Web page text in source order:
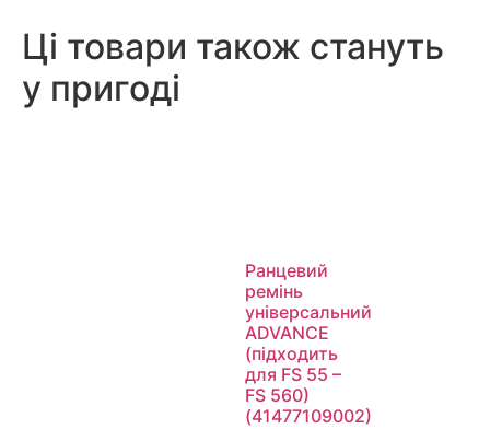
Ці товари також стануть
у пригоді
Ранцевий
ремінь
універсальний
ADVANCE
(підходить
для FS 55 –
FS 560)
(41477109002)